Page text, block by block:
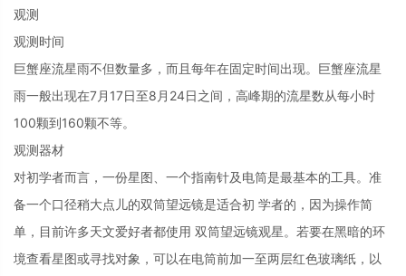
观测
观测时间
巨蟹座流星雨不但数量多，而且每年在固定时间出现。巨蟹座流星
雨一般出现在7月17日至8月24日之间，高峰期的流星数从每小时
100颗到160颗不等。
观测器材
对初学者而言，一份星图、一个指南针及电筒是最基本的工具。准
备一个口径稍大点儿的双筒望远镜是适合初 学者的，因为操作简
单，目前许多天文爱好者都使用 双筒望远镜观星。若要在黑暗的环
境查看星图或寻找对象，可以在电筒前加一至两层红色玻璃纸，以